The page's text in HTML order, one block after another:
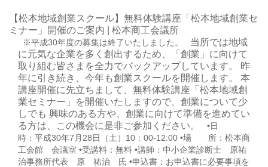
【松本地域創業スクール】無料体験講座「松本地域創業セ
ミナー」開催のご案内 | 松本商工会議所
※平成30年度の募集は終了いたしました。 当所では地域
に元気な企業を多く創出するため、「創業」に向けて
取り組む皆さまを全力でバックアップしています。
昨
年に引き続き、今年も創業スクールを開催します。
本
講座開催に先立ちまして、無料体験講座「松本地域創
業セミナー」を開催いたしますので、創業について少
しでも 興味のある方や、創業に向けて準備を進めてい
る方は、この機会に是非ご参加ください。
•日
時：平成30年7月28日（土）10：00-12:00 •場 所：松本商
工会館 会議室 •受講料：無料 •講師：中小企業診断士 原祐
治事務所代表 原 祐治 氏 •申込書：お申込書に必要事項を